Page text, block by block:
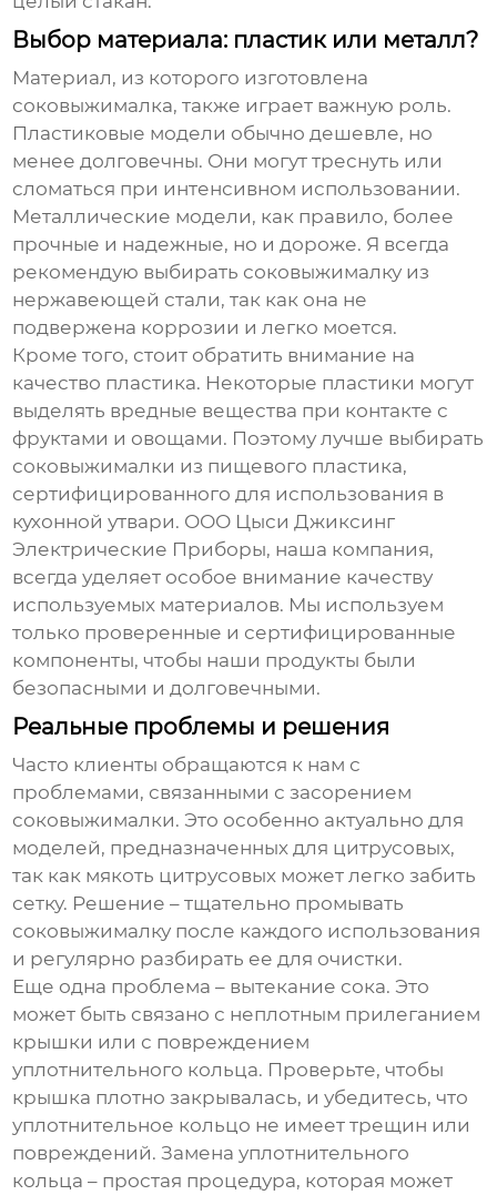
Выбор материала: пластик или металл?
Материал, из которого изготовлена
соковыжималка, также играет важную роль.
Пластиковые модели обычно дешевле, но
менее долговечны. Они могут треснуть или
сломаться при интенсивном использовании.
Металлические модели, как правило, более
прочные и надежные, но и дороже. Я всегда
рекомендую выбирать соковыжималку из
нержавеющей стали, так как она не
подвержена коррозии и легко моется.
Кроме того, стоит обратить внимание на
качество пластика. Некоторые пластики могут
выделять вредные вещества при контакте с
фруктами и овощами. Поэтому лучше выбирать
соковыжималки из пищевого пластика,
сертифицированного для использования в
кухонной утвари. ООО Цыси Джиксинг
Электрические Приборы, наша компания,
всегда уделяет особое внимание качеству
используемых материалов. Мы используем
только проверенные и сертифицированные
компоненты, чтобы наши продукты были
безопасными и долговечными.
Реальные проблемы и решения
Часто клиенты обращаются к нам с
проблемами, связанными с засорением
соковыжималки. Это особенно актуально для
моделей, предназначенных для цитрусовых,
так как мякоть цитрусовых может легко забить
сетку. Решение – тщательно промывать
соковыжималку после каждого использования
и регулярно разбирать ее для очистки.
Еще одна проблема – вытекание сока. Это
может быть связано с неплотным прилеганием
крышки или с повреждением
уплотнительного кольца. Проверьте, чтобы
крышка плотно закрывалась, и убедитесь, что
уплотнительное кольцо не имеет трещин или
повреждений. Замена уплотнительного
кольца – простая процедура, которая может